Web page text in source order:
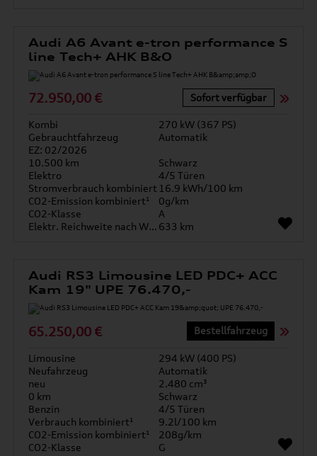
Audi A6 Avant e-tron performance S
line Tech+ AHK B&O
72.950,00 € Sofort verfügbar
Kombi
270 kW (367 PS)
Gebrauchtfahrzeug
Automatik
EZ: 02/2026
10.500 km
Schwarz
Elektro
4/5 Türen
Stromverbrauch kombiniert 16.9 kWh/100 km
CO2-Emission kombiniert¹
0g/km
CO2-Klasse
A
Elektr. Reichweite nach WLTP* 633 km
Audi RS3 Limousine LED PDC+ ACC
Kam 19" UPE 76.470,-
65.250,00 € Bestellfahrzeug
Limousine
294 kW (400 PS)
Neufahrzeug
Automatik
neu
2.480 cm³
0 km
Schwarz
Benzin
4/5 Türen
Verbrauch kombiniert¹
9.2l/100 km
CO2-Emission kombiniert¹
208g/km
CO2-Klasse
G